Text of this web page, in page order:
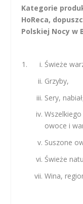
Kategorie
HoReca,
Polskiej Nocy w
Świeże
Grzyby,
Sery,
owoce i
Suszone
Świeże
Wina,